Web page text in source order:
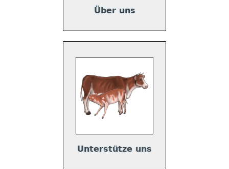
Über uns
Unterstütze uns